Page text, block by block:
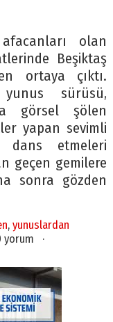
olan
Beşiktaş
ortaya çıktı.
sürüsü,
görsel şölen
yapan sevimli
dans etmeleri
geçen gemilere
sonra gözden
, yunuslardan
yorum ·